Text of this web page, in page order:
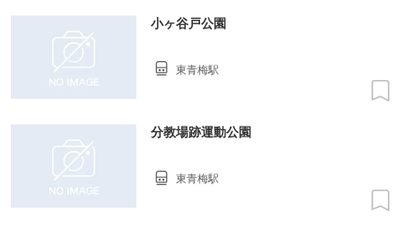
小ヶ谷戸公園
東青梅駅
分教場跡運動公園
東青梅駅